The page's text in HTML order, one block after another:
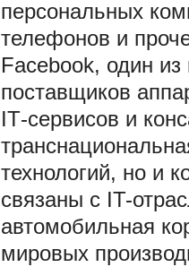
персональных
телефонов и
Facebook, один
поставщиков
IТ-сервисов и
технологий, но и
связаны с IT-
автомобильная
мировых